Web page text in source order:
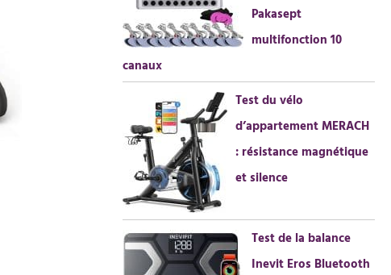
Pakasept
multifonction 10
canaux
Test du vélo
d’appartement MERACH
: résistance magnétique
et silence
Test de la balance
Inevit Eros Bluetooth